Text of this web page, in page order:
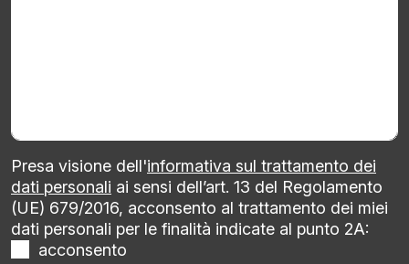
Presa visione dell'informativa sul trattamento dei
dati personali ai sensi dell’art. 13 del Regolamento
(UE) 679/2016, acconsento al trattamento dei miei
dati personali per le finalità indicate al punto 2A:
acconsento